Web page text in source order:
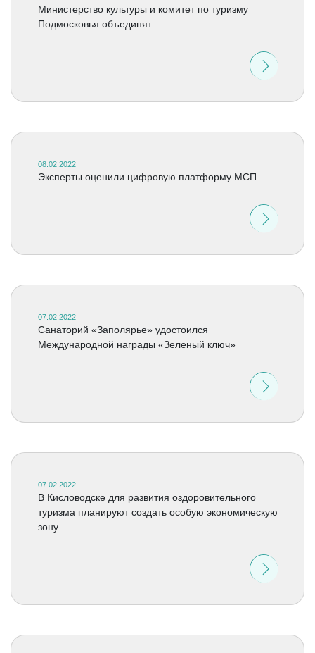
Министерство культуры и комитет по туризму
Подмосковья объединят
08.02.2022
Эксперты оценили цифровую платформу МСП
07.02.2022
Санаторий «Заполярье» удостоился
Международной награды «Зеленый ключ»
07.02.2022
В Кисловодске для развития оздоровительного
туризма планируют создать особую экономическую
зону